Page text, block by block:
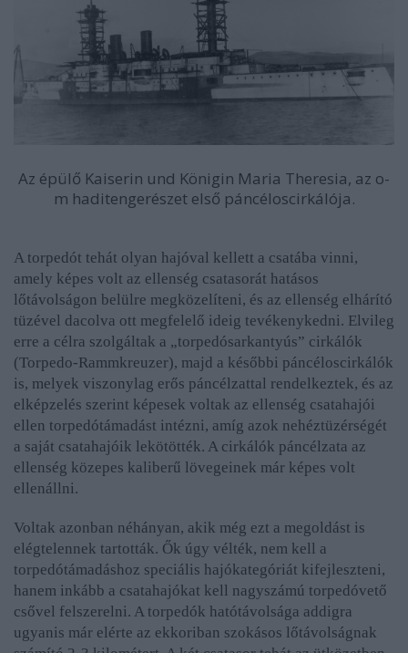
Az épülő Kaiserin und Königin Maria Theresia, az o-
m haditengerészet első páncéloscirkálója.
A torpedót tehát olyan hajóval kellett a csatába vinni,
amely képes volt az ellenség csatasorát hatásos
lőtávolságon belülre megközelíteni, és az ellenség elhárító
tüzével dacolva ott megfelelő ideig tevékenykedni. Elvileg
erre a célra szolgáltak a „torpedósarkantyús” cirkálók
(Torpedo-Rammkreuzer), majd a későbbi páncéloscirkálók
is, melyek viszonylag erős páncélzattal rendelkeztek, és az
elképzelés szerint képesek voltak az ellenség csatahajói
ellen torpedótámadást intézni, amíg azok nehéztüzérségét
a saját csatahajóik lekötötték. A cirkálók páncélzata az
ellenség közepes kaliberű lövegeinek már képes volt
ellenállni.
Voltak azonban néhányan, akik még ezt a megoldást is
elégtelennek tartották. Ők úgy vélték, nem kell a
torpedótámadáshoz speciális hajókategóriát kifejleszteni,
hanem inkább a csatahajókat kell nagyszámú torpedóvető
csővel felszerelni. A torpedók hatótávolsága addigra
ugyanis már elérte az ekkoriban szokásos lőtávolságnak